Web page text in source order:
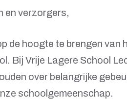
en verzorgers,
de hoogte te brengen
Bij Vrije Lagere School
over belangrijke
schoolgemeenschap.